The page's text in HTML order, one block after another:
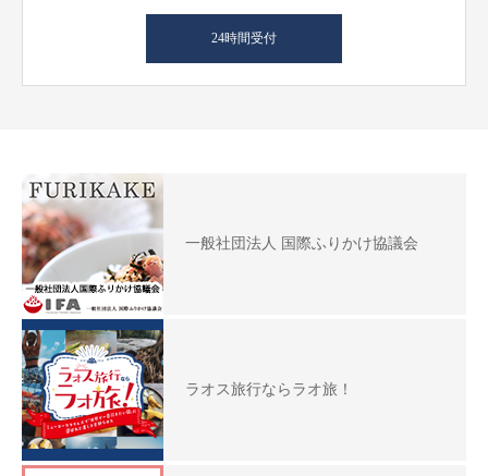
24時間受付
一般社団法人 国際ふりかけ協議会
ラオス旅行ならラオ旅！